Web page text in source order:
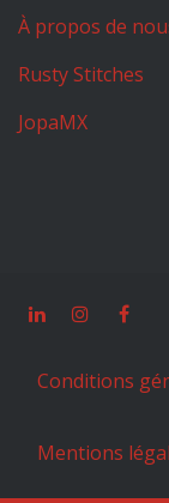
À propos de
Rusty Stitches
JopaMX
Conditions
Mentions